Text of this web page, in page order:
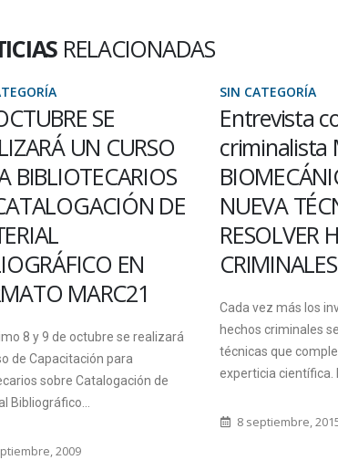
RELACIONADAS
SE
UN CURSO
BIBLIOTECARIOS
DE
EN
MARC21
8 y 9 de octubre se realizará
de Capacitación para
sobre Catalogación de
Bibliográfico...
2009
SIN CATEGORÍA
Entrevista
criminalista
NUEVA
RESOLVER
CRIMINALES
Cada vez más los
hechos criminales
técnicas que
experticia científica.
8 septiembre,